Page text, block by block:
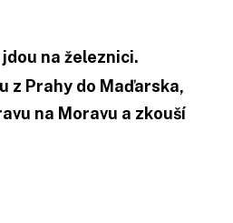
na železnici.
z Prahy do Maďarska,
na Moravu a zkouší